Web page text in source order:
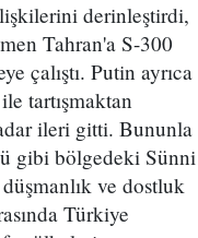
derinleştirdi,
Tahran'a S-300
çalıştı. Putin ayrıca
tartışmaktan
ileri gitti. Bununla
gibi bölgedeki Sünni
ve dostluk
Türkiye